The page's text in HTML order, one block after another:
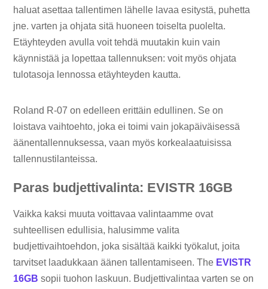
haluat asettaa tallentimen lähelle lavaa esitystä, puhetta
jne. varten ja ohjata sitä huoneen toiselta puolelta.
Etäyhteyden avulla voit tehdä muutakin kuin vain
käynnistää ja lopettaa tallennuksen: voit myös ohjata
tulotasoja lennossa etäyhteyden kautta.
Roland R-07 on edelleen erittäin edullinen. Se on
loistava vaihtoehto, joka ei toimi vain jokapäiväisessä
äänentallennuksessa, vaan myös korkealaatuisissa
tallennustilanteissa.
Paras budjettivalinta: EVISTR 16GB
Vaikka kaksi muuta voittavaa valintaamme ovat
suhteellisen edullisia, halusimme valita
budjettivaihtoehdon, joka sisältää kaikki työkalut, joita
tarvitset laadukkaan äänen tallentamiseen. The EVISTR
16GB sopii tuohon laskuun. Budjettivalintaa varten se on